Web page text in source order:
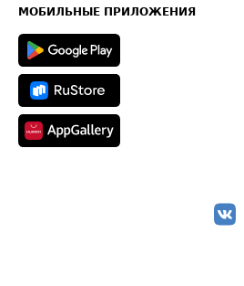
Техническая информация
МОБИЛЬНЫЕ ПРИЛОЖЕНИЯ